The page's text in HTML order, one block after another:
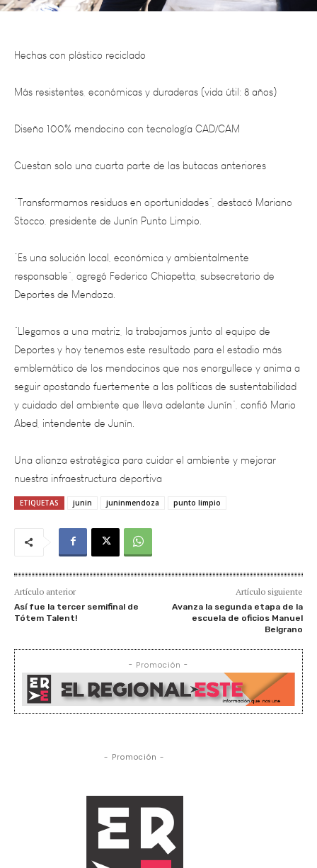
Hechas con plástico reciclado
Más resistentes, económicas y duraderas (vida útil: 8 años)
Diseño 100% mendocino con tecnología CAD/CAM
Cuestan solo una cuarta parte de las butacas anteriores
“Transformamos residuos en oportunidades”, destacó Mariano
Stocco, presidente de Junín Punto Limpio.
“Es una solución local, económica y ambientalmente
responsable”, agregó Federico Chiapetta, subsecretario de
Deportes de Mendoza.
”Llegamos a una matriz, la trabajamos junto al equipo de
Deportes y hoy tenemos este resultado para el estadio más
emblemático de los mendocinos que nos enorgullece y anima a
seguir apostando fuertemente a las políticas de sustentabilidad
y cuidado del ambiente que lleva adelante Junín”, confió Mario
Abed, intendente de Junín.
Una alianza estratégica para cuidar el ambiente y mejorar
nuestra infraestructura deportiva
ETIQUETAS junin juninmendoza punto limpio
Artículo anterior
Así fue la tercer semifinal de
Tótem Talent!
Artículo siguiente
Avanza la segunda etapa de la
escuela de oficios Manuel
Belgrano
- Promoción -
- Promoción -